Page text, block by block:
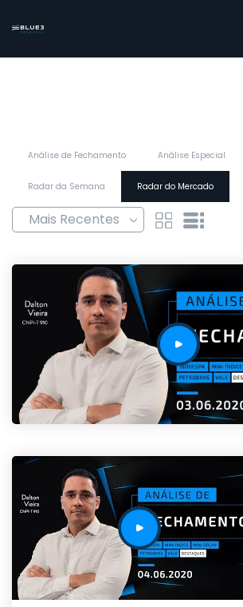
Análise de Fechamento Análise Especial
Radar da Semana Radar do Mercado